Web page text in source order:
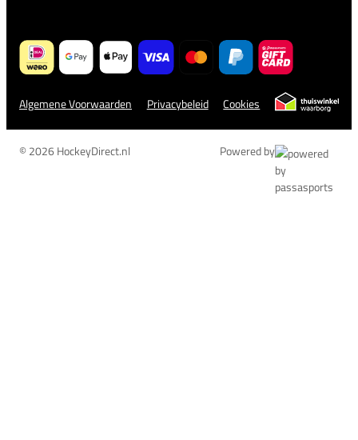
Algemene Voorwaarden Privacybeleid Cookies
© 2026 HockeyDirect.nl Powered by